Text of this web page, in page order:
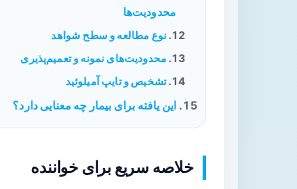
محدودیت‌ها
نوع مطالعه و سطح شواهد
محدودیت‌های نمونه و تعمیم‌پذیری
تشخیص و تایپ آمیلوئید
این یافته برای بیمار چه معنایی دارد؟
خلاصه سریع برای خواننده